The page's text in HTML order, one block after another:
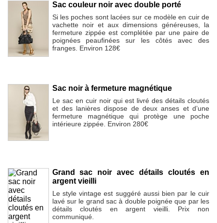
Sac couleur noir avec double porté
Si les poches sont lacées sur ce modèle en cuir de
vachette noir et aux dimensions généreuses, la
fermeture zippée est complétée par une paire de
poignées peaufinées sur les côtés avec des
franges. Environ 128€
Sac noir à fermeture magnétique
Le sac en cuir noir qui est livré des détails cloutés
et des lanières dispose de deux anses et d’une
fermeture magnétique qui protège une poche
intérieure zippée. Environ 280€
Grand sac noir avec détails cloutés en
argent vieilli
Le style vintage est suggéré aussi bien par le cuir
lavé sur le grand sac à double poignée que par les
détails cloutés en argent vieilli. Prix non
communiqué.